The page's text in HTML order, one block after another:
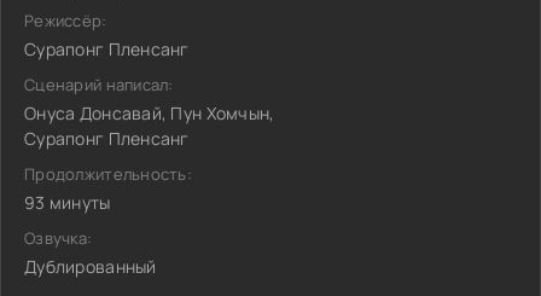
Режиссёр:
Сурапонг Пленсанг
Сценарий написал:
Онуса Донсавай, Пун Хомчын,
Сурапонг Пленсанг
Продолжительность:
93 минуты
Озвучка:
Дублированный